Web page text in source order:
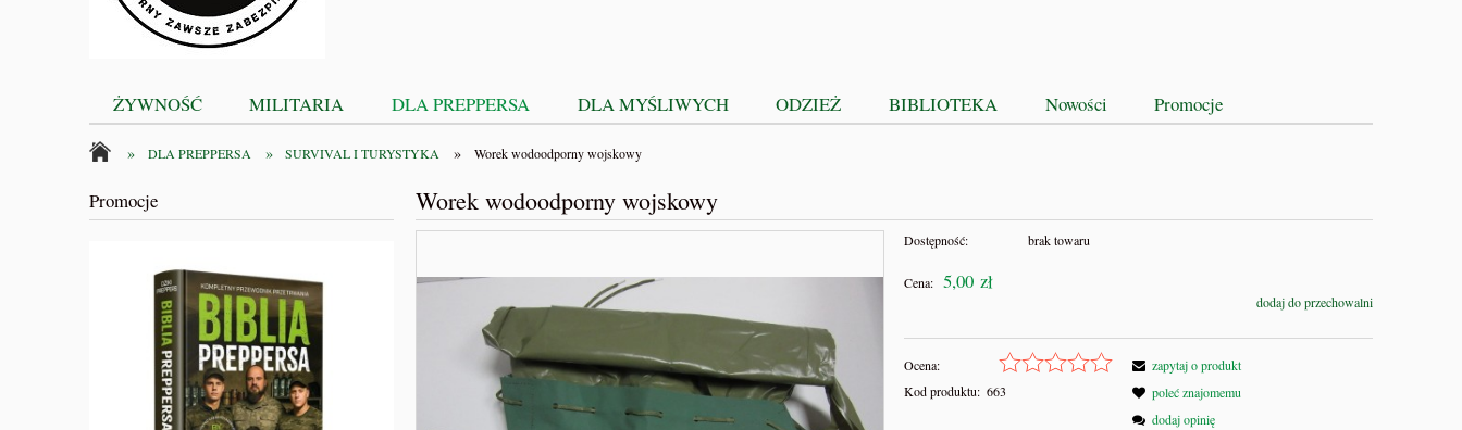
ŻYWNOŚĆ MILITARIA DLA PREPPERSA DLA MYŚLIWYCH ODZIEŻ BIBLIOTEKA Nowości Promocje
» DLA PREPPERSA » SURVIVAL I TURYSTYKA » Worek wodoodporny wojskowy
Promocje Worek wodoodporny wojskowy
Dostępność: brak towaru
Cena: 5,00 zł
dodaj do przechowalni
Ocena:
Kod produktu: 663
zapytaj o produkt
poleć znajomemu
dodaj opinię